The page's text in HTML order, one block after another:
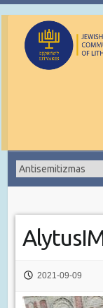
2021-09-09